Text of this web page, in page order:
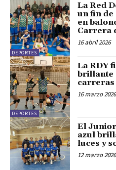
DEPORTES
La Red
un fin de
en
Carrera
16 abril 2026
DEPORTES
La RDY
brillante
carreras
16 marzo 2026
El
azul
luces y
12 marzo 2026